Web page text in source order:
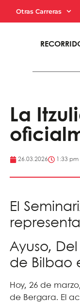
Otras Carreras
La
26.03.2026 1:33 pm
El
Ayuso,
de Bilbao
Hoy, 26 de
de Bergara. El